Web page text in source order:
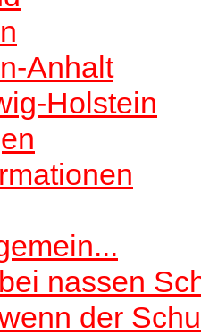
Anhalt
Holstein
nassen
der